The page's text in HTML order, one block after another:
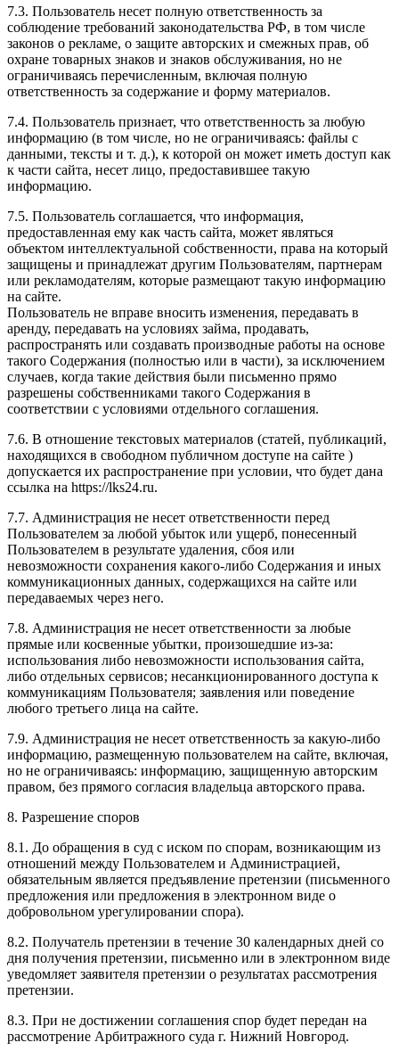
7.3. Пользователь несет полную ответственность за
соблюдение требований законодательства РФ, в том числе
законов о рекламе, о защите авторских и смежных прав, об
охране товарных знаков и знаков обслуживания, но не
ограничиваясь перечисленным, включая полную
ответственность за содержание и форму материалов.
7.4. Пользователь признает, что ответственность за любую
информацию (в том числе, но не ограничиваясь: файлы с
данными, тексты и т. д.), к которой он может иметь доступ как
к части сайта, несет лицо, предоставившее такую
информацию.
7.5. Пользователь соглашается, что информация,
предоставленная ему как часть сайта, может являться
объектом интеллектуальной собственности, права на который
защищены и принадлежат другим Пользователям, партнерам
или рекламодателям, которые размещают такую информацию
на сайте.
Пользователь не вправе вносить изменения, передавать в
аренду, передавать на условиях займа, продавать,
распространять или создавать производные работы на основе
такого Содержания (полностью или в части), за исключением
случаев, когда такие действия были письменно прямо
разрешены собственниками такого Содержания в
соответствии с условиями отдельного соглашения.
7.6. В отношение текстовых материалов (статей, публикаций,
находящихся в свободном публичном доступе на сайте )
допускается их распространение при условии, что будет дана
ссылка на https://lks24.ru.
7.7. Администрация не несет ответственности перед
Пользователем за любой убыток или ущерб, понесенный
Пользователем в результате удаления, сбоя или
невозможности сохранения какого-либо Содержания и иных
коммуникационных данных, содержащихся на сайте или
передаваемых через него.
7.8. Администрация не несет ответственности за любые
прямые или косвенные убытки, произошедшие из-за:
использования либо невозможности использования сайта,
либо отдельных сервисов; несанкционированного доступа к
коммуникациям Пользователя; заявления или поведение
любого третьего лица на сайте.
7.9. Администрация не несет ответственность за какую-либо
информацию, размещенную пользователем на сайте, включая,
но не ограничиваясь: информацию, защищенную авторским
правом, без прямого согласия владельца авторского права.
8. Разрешение споров
8.1. До обращения в суд с иском по спорам, возникающим из
отношений между Пользователем и Администрацией,
обязательным является предъявление претензии (письменного
предложения или предложения в электронном виде о
добровольном урегулировании спора).
8.2. Получатель претензии в течение 30 календарных дней со
дня получения претензии, письменно или в электронном виде
уведомляет заявителя претензии о результатах рассмотрения
претензии.
8.3. При не достижении соглашения спор будет передан на
рассмотрение Арбитражного суда г. Нижний Новгород.